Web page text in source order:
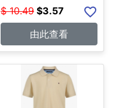
$ 10.49 $3.57
由此查看